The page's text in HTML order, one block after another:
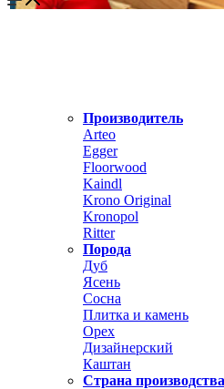
Производитель
Arteo
Egger
Floorwood
Kaindl
Krono Original
Kronopol
Ritter
Порода
Дуб
Ясень
Сосна
Плитка и камень
Орех
Дизайнерский
Каштан
Страна производства